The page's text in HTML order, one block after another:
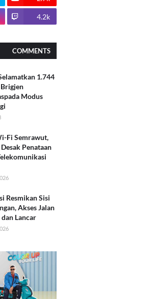
4.2k
COMMENTS
1.744
Modus
Fi Semrawut,
Penataan
Resmikan Sisi
Akses Jalan
Lancar